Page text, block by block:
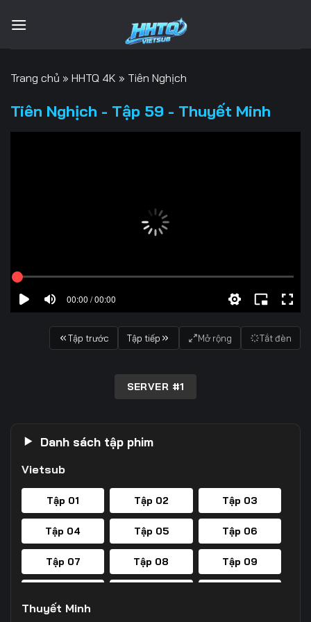
qua
Trang chủ » HHTQ 4K » Tiên Nghịch
Tiên Nghịch - Tập 59 - Thuyết Minh
00:00 / 00:00
Tập trước Tập tiếp Mở rộng Tắt đèn
SERVER #1
Danh sách tập phim
Vietsub
Tập 01 Tập 02 Tập 03
Tập 04 Tập 05 Tập 06
Tập 07 Tập 08 Tập 09
Thuyết Minh